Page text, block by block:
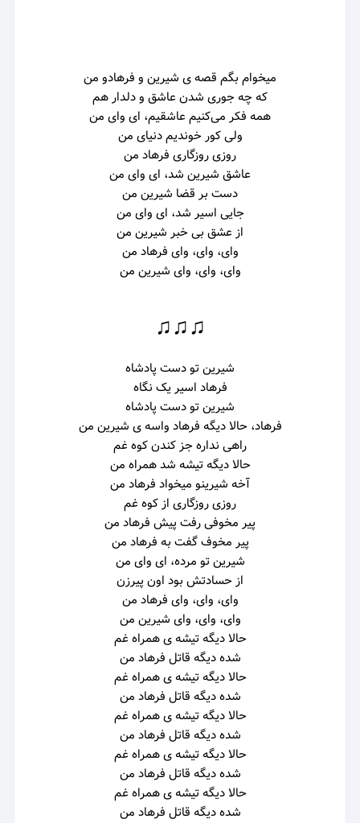
میخوام بگم قصه ی شیرین و فرهادو من
که چه جوری شدن عاشق و دلدار هم
همه فکر می‌کنیم عاشقیم، ‌ای وای من
ولی‌ کور خوندیم دنیای من
روزی روزگاری فرهاد من
عاشق شیرین شد‌، ای وای من
دست بر قضا شیرین من
جایی اسیر شد، ای وای من
از عشق بی‌ خبر شیرین من
وای، وای، وای فرهاد من
وای، وای، وای شیرین من
♫♫♫
شیرین تو دست پادشاه
فرهاد اسیر یک نگاه
شیرین تو دست پادشاه
فرهاد، حالا دیگه فرهاد واسه ی شیرین من
راهی‌ نداره جز کندن کوه‌ غم
حالا دیگه تیشه شد همراه من
آخه شیرینو میخواد فرهاد من
روزی روزگاری از کو‌ه غم
پیر مخوفی رفت پیش فرهاد من
پیر مخوف گفت به فرهاد من
شیرین تو مرد‌ه، ای وای من
از حسادتش بود اون پیرزن
وای، وای، وای فرهاد من
وای، وای، وای شیرین من
حالا دیگه تیشه ی همراه غم
شده دیگه قاتل فرهاد من
حالا دیگه تیشه ی همراه غم
شده دیگه قاتل فرهاد من
حالا دیگه تیشه ی همراه غم
شده دیگه قاتل فرهاد من
حالا دیگه تیشه ی همراه غم
شده دیگه قاتل فرهاد من
حالا دیگه تیشه ی همراه غم
شده دیگه قاتل فرهاد من